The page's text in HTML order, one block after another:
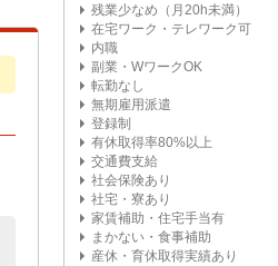
残業少なめ（月20h未満）
在宅ワーク・テレワーク可
内職
副業・WワークOK
転勤なし
無期雇用派遣
登録制
有休取得率80%以上
交通費支給
社会保険あり
社宅・寮あり
家賃補助・住宅手当有
まかない・食事補助
産休・育休取得実績あり